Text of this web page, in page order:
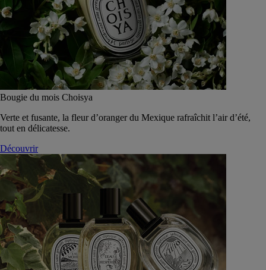
Bougie du mois Choisya
Verte et fusante, la fleur d’oranger du Mexique rafraîchit l’air d’été,
tout en délicatesse.
Découvrir